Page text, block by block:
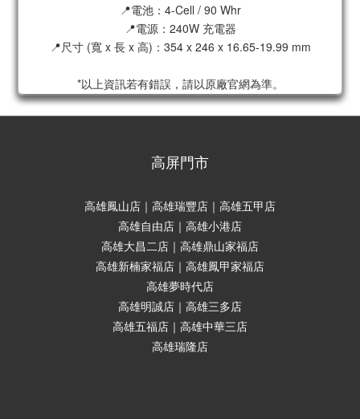
📍電池：4-Cell / 90 Whr
📍電源：240W 充電器
📍尺寸 (寬 x 長 x 高)：354 x 246 x 16.65-19.99 mm
*以上資訊若有錯誤，請以原廠官網為準。
高屏門市
高雄鳳山店｜高雄瑞豐店｜高雄五甲店
高雄自由店｜高雄小港店
高雄大昌二店｜高雄鼎山家福店
高雄新楠家福店｜高雄鳳甲家福店
高雄夢時代店
高雄明誠店｜高雄三多店
高雄五福店｜高雄中華三店
高雄瑞隆店